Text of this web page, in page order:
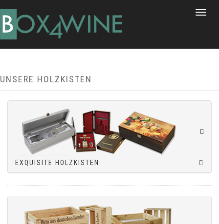
Toggle
UNSERE HOLZKISTEN
EXQUISITE HOLZKISTEN